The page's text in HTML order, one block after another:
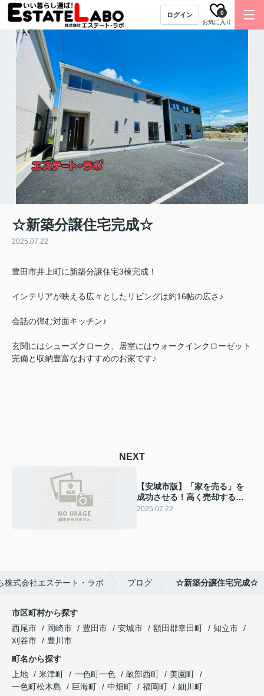
ログイン
お気に入り
0
☆新築分譲住宅完成☆
2025.07.22
豊田市井上町に新築分譲住宅3棟完成！
インテリアが映える広々としたリビングは約16帖の広さ♪
会話の弾む対面キッチン♪
玄関にはシューズクローク、居室にはウォークインクローゼット
完備と収納豊富なおすすめのお家です♪
NEXT
【安城市版】「家を売る」を
成功させる！高く売却するた
めの完全ガイド
2025.07.22
株式会社エステート・ラボ ブログ ☆新築分譲住宅完成☆
市区町村から探す
西尾市
岡崎市 豊田市 安城市 額田郡幸田町
知立市
刈谷市
豊川市
町名から探す
上地
米津町 一色町一色 畝部西町
美園町
一色町松木島
巨海町 中畑町 福岡町
細川町